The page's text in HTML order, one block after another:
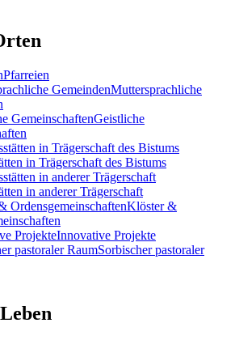
Pfarreien
Muttersprachliche
Geistliche
in Trägerschaft des Bistums
in anderer Trägerschaft
Klöster &
Innovative Projekte
Sorbischer pastoraler